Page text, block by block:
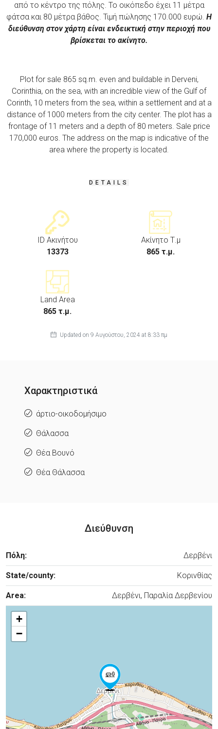
από το κέντρο της πόλης. Το οικόπεδο έχει 11 μέτρα
φάτσα και 80 μέτρα βάθος. Τιμή πώλησης 170.000 ευρώ. Η
διεύθυνση στον χάρτη είναι ενδεικτική στην περιοχή που
βρίσκεται το ακίνητο.
Plot for sale 865 sq.m. even and buildable in Derveni,
Corinthia, on the sea, with an incredible view of the Gulf of
Corinth, 10 meters from the sea, within a settlement and at a
distance of 1000 meters from the city center. The plot has a
frontage of 11 meters and a depth of 80 meters. Sale price
170,000 euros. The address on the map is indicative of the
area where the property is located.
DETAILS
ID Ακινήτου
13373
Ακίνητο Τ.μ
865 τ.μ.
Land Area
865 τ.μ.
Updated on 9 Αυγούστου, 2024 at 8:33 πμ
Χαρακτηριστικά
άρτιο-οικοδομήσιμο
Θάλασσα
Θέα Βουνό
Θέα Θάλασσα
Διεύθυνση
Πόλη: Δερβένι
State/county: Κορινθίας
Area: Δερβένι, Παραλία Δερβενίου
+
−